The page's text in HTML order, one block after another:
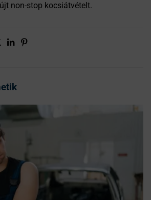
non-stop kocsiátvételt.